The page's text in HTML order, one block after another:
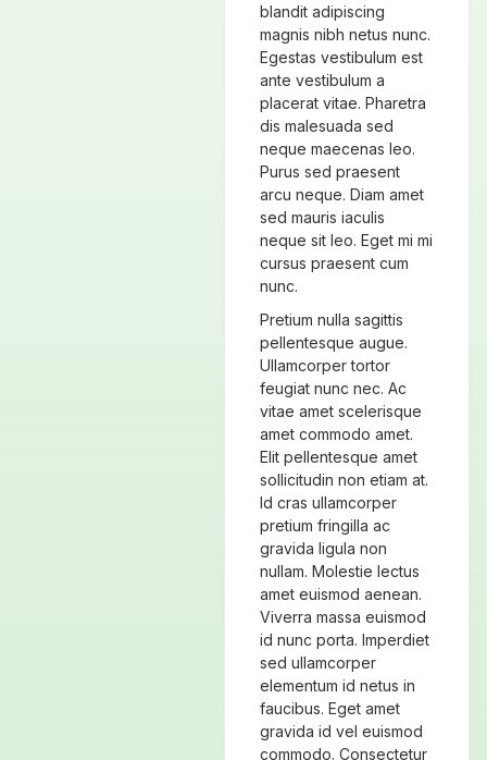
blandit adipiscing
magnis nibh netus nunc.
Egestas vestibulum est
ante vestibulum a
placerat vitae. Pharetra
dis malesuada sed
neque maecenas leo.
Purus sed praesent
arcu neque. Diam amet
sed mauris iaculis
neque sit leo. Eget mi mi
cursus praesent cum
nunc.
Pretium nulla sagittis
pellentesque augue.
Ullamcorper tortor
feugiat nunc nec. Ac
vitae amet scelerisque
amet commodo amet.
Elit pellentesque amet
sollicitudin non etiam at.
Id cras ullamcorper
pretium fringilla ac
gravida ligula non
nullam. Molestie lectus
amet euismod aenean.
Viverra massa euismod
id nunc porta. Imperdiet
sed ullamcorper
elementum id netus in
faucibus. Eget amet
gravida id vel euismod
commodo. Consectetur